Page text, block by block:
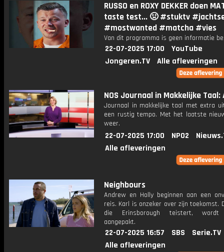
RUSSO en ROXY DEKKER doen
taste test... 🤢 #stuktv
#mostwanted #matcha #vies
Van dit programma is geen informatie
22-07-2025 17:00
YouTube
Jongeren.TV
Alle afleveringen
NOS Journaal in Makkelijke Taal:
Journaal in makkelijke taal met extra
een rustig tempo. Met het laatste
weer.
22-07-2025 17:00 NPO2
Alle afleveringen
Neighbours
Andrew en Holly beginnen aan een
reis. Karl is onzeker over zijn toekomst.
die Erinsborough teistert, wordt
aangepakt.
22-07-2025 16:57 SBS
Serie.TV
Alle afleveringen